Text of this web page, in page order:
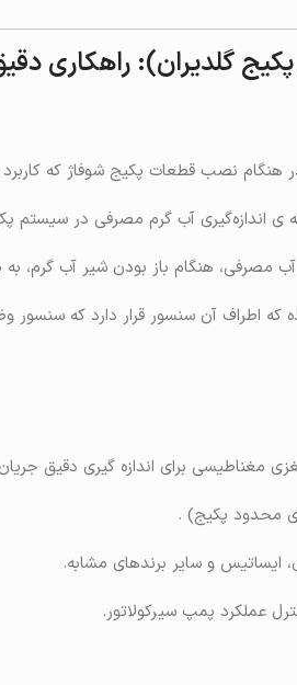
پکیج گلدیران): راهکاری
در هنگام نصب قطعات پکیج شوفاژ که کاربرد
اندازه‌گیری آب گرم مصرفی در سیستم
هنگام باز بودن شیر آب گرم، به
اطراف آن سنسور قرار دارد که سنسور
مغناطیسی برای اندازه‌ گیری دقیق
ایساتیس و سایر برندهای مشابه.
عملکرد پمپ سیرکولاتور.